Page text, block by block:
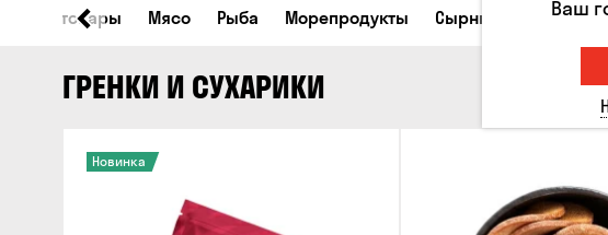
Все товары Мясо Рыба Морепродукты Сырные закуски
ГРЕНКИ И СУХАРИКИ
Новинка
Ваш